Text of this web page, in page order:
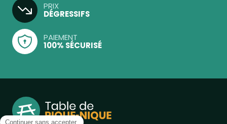
PRIX
DÉGRESSIFS
PAIEMENT
100% SÉCURISÉ